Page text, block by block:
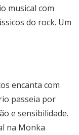
musical com
do rock. Um
encanta com
passeia por
e sensibilidade.
na Monka